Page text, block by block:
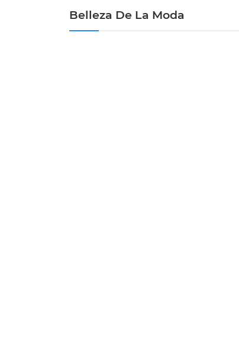
Belleza De La Moda